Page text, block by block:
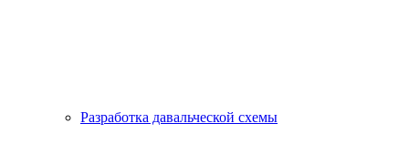
Разработка давальческой схемы